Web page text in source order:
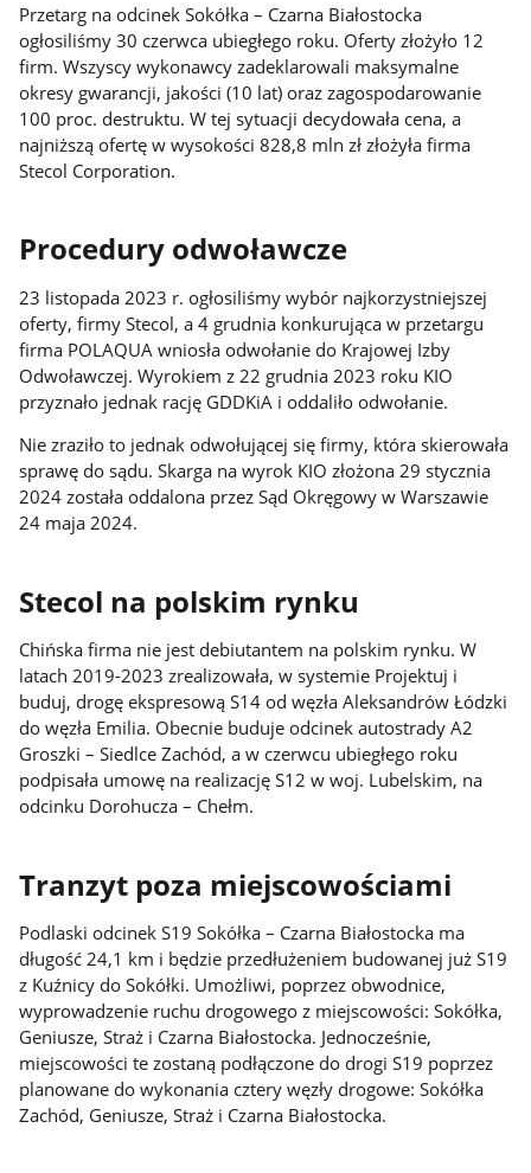
Przetarg na odcinek Sokółka – Czarna Białostocka
ogłosiliśmy 30 czerwca ubiegłego roku. Oferty złożyło 12
firm. Wszyscy wykonawcy zadeklarowali maksymalne
okresy gwarancji, jakości (10 lat) oraz zagospodarowanie
100 proc. destruktu. W tej sytuacji decydowała cena, a
najniższą ofertę w wysokości 828,8 mln zł złożyła firma
Stecol Corporation.
Procedury odwoławcze
23 listopada 2023 r. ogłosiliśmy wybór najkorzystniejszej
oferty, firmy Stecol, a 4 grudnia konkurująca w przetargu
firma POLAQUA wniosła odwołanie do Krajowej Izby
Odwoławczej. Wyrokiem z 22 grudnia 2023 roku KIO
przyznało jednak rację GDDKiA i oddaliło odwołanie.
Nie zraziło to jednak odwołującej się firmy, która skierowała
sprawę do sądu. Skarga na wyrok KIO złożona 29 stycznia
2024 została oddalona przez Sąd Okręgowy w Warszawie
24 maja 2024.
Stecol na polskim rynku
Chińska firma nie jest debiutantem na polskim rynku. W
latach 2019-2023 zrealizowała, w systemie Projektuj i
buduj, drogę ekspresową S14 od węzła Aleksandrów Łódzki
do węzła Emilia. Obecnie buduje odcinek autostrady A2
Groszki – Siedlce Zachód, a w czerwcu ubiegłego roku
podpisała umowę na realizację S12 w woj. Lubelskim, na
odcinku Dorohucza – Chełm.
Tranzyt poza miejscowościami
Podlaski odcinek S19 Sokółka – Czarna Białostocka ma
długość 24,1 km i będzie przedłużeniem budowanej już S19
z Kuźnicy do Sokółki. Umożliwi, poprzez obwodnice,
wyprowadzenie ruchu drogowego z miejscowości: Sokółka,
Geniusze, Straż i Czarna Białostocka. Jednocześnie,
miejscowości te zostaną podłączone do drogi S19 poprzez
planowane do wykonania cztery węzły drogowe: Sokółka
Zachód, Geniusze, Straż i Czarna Białostocka.